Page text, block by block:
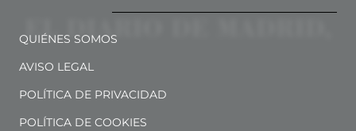
QUIÉNES SOMOS
AVISO LEGAL
POLÍTICA DE PRIVACIDAD
POLÍTICA DE COOKIES